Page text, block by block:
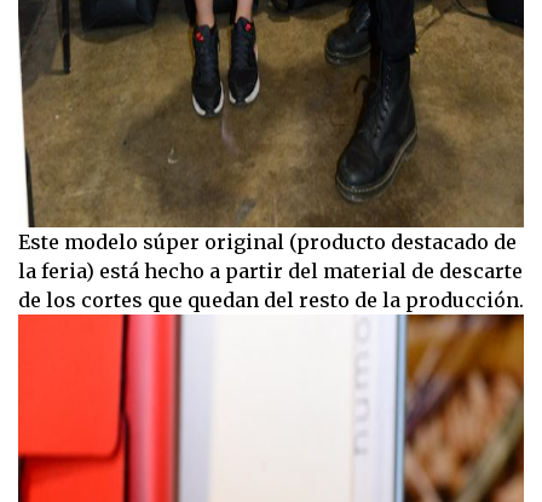
Este modelo súper original (producto destacado de
la feria) está hecho a partir del material de descarte
de los cortes que quedan del resto de la producción.